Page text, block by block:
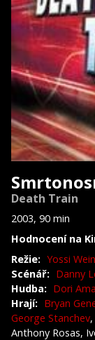
Death Train
2003, 90 min
Hodnocení na
Režie: Yossi Wein
Scénář: Danny
Hudba: Dori
Hrají: Bryan
George Stanchev,
Anthony Rosas,